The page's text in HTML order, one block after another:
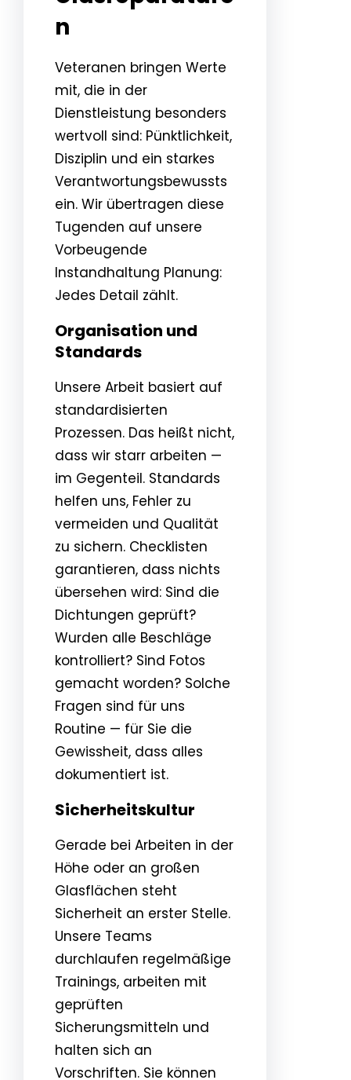
n
Veteranen bringen Werte
mit, die in der
Dienstleistung besonders
wertvoll sind: Pünktlichkeit,
Disziplin und ein starkes
Verantwortungsbewussts
ein. Wir übertragen diese
Tugenden auf unsere
Vorbeugende
Instandhaltung Planung:
Jedes Detail zählt.
Organisation und
Standards
Unsere Arbeit basiert auf
standardisierten
Prozessen. Das heißt nicht,
dass wir starr arbeiten —
im Gegenteil. Standards
helfen uns, Fehler zu
vermeiden und Qualität
zu sichern. Checklisten
garantieren, dass nichts
übersehen wird: Sind die
Dichtungen geprüft?
Wurden alle Beschläge
kontrolliert? Sind Fotos
gemacht worden? Solche
Fragen sind für uns
Routine — für Sie die
Gewissheit, dass alles
dokumentiert ist.
Sicherheitskultur
Gerade bei Arbeiten in der
Höhe oder an großen
Glasflächen steht
Sicherheit an erster Stelle.
Unsere Teams
durchlaufen regelmäßige
Trainings, arbeiten mit
geprüften
Sicherungsmitteln und
halten sich an
Vorschriften. Sie können